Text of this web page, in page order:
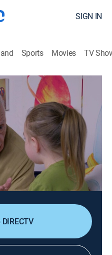
SIGN IN
Sports Movies TV
no se sacude, no
|UNI Univision|2025
a interesarse por los
etc. Sin embargo,
pues cree que esas
por hacerla cambiar